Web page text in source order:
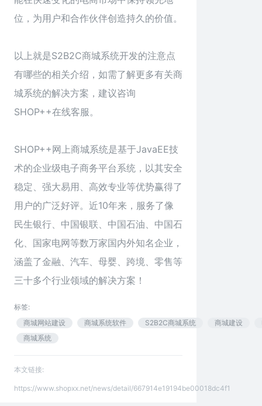
位，为用户和合作伙伴创造持久的价值。
以上就是S2B2C商城系统开发的注意点
有哪些的相关介绍，如需了解更多有关商
城系统的解决方案，建议咨询
SHOP++在线客服。
SHOP++网上商城系统是基于JavaEE技
术的企业级电子商务平台系统，以其安全
稳定、强大易用、高效专业等优势赢得了
用户的广泛好评。近10年来，服务了像
民生银行、中国银联、中国石油、中国石
化、国家电网等数万家国内外知名企业，
涵盖了金融、汽车、母婴、跨境、零售等
三十多个行业领域的解决方案！
标签:
商城网站建设
商城系统软件 S2B2C商城系统 商城建设
商城系统
本文链接:
https://www.shopxx.net/news/detail/667914e19194be00018dc4f1